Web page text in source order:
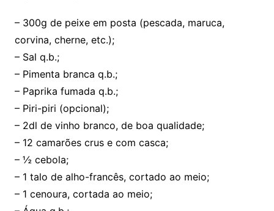
– 300g de peixe em posta (pescada, maruca,
corvina, cherne, etc.);
– Sal q.b.;
– Pimenta branca q.b.;
– Paprika fumada q.b.;
– Piri-piri (opcional);
– 2dl de vinho branco, de boa qualidade;
– 12 camarões crus e com casca;
– ½ cebola;
– 1 talo de alho-francês, cortado ao meio;
– 1 cenoura, cortada ao meio;